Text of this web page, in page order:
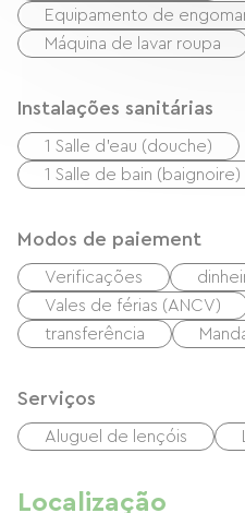
Equipamento de
Máquina de lavar roupa
Instalações sanitárias
1 Salle d'eau (douche)
1 Salle de bain (baignoire)
Modos de paiement
Verificações
Vales de férias (ANCV)
transferência
Serviços
Aluguel de lençóis
Localização